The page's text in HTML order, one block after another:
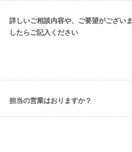
詳しいご相談内容や、ご要望がございま
したらご記入ください
担当の営業はおりますか？